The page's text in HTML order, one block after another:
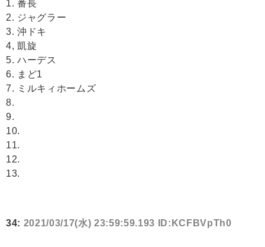
1. 番長
2. ジャグラー
3. 沖ドキ
4, 凱旋
5. ハーデス
6. まど1
7. ミルキィホームズ
8.
9.
10.
11.
12.
13.
34: 2021/03/17(水) 23:59:59.193 ID:KCFBVpTh0